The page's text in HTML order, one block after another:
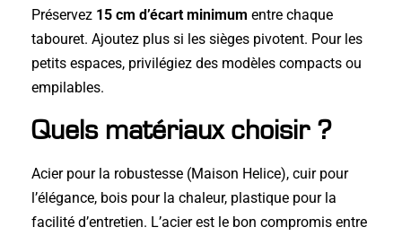
Préservez 15 cm d’écart minimum entre chaque
tabouret. Ajoutez plus si les sièges pivotent. Pour les
petits espaces, privilégiez des modèles compacts ou
empilables.
Quels matériaux choisir ?
Acier pour la robustesse (Maison Helice), cuir pour
l’élégance, bois pour la chaleur, plastique pour la
facilité d’entretien. L’acier est le bon compromis entre